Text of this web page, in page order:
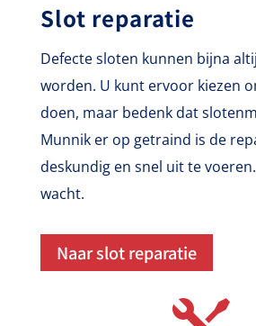
Slot reparatie
Defecte sloten kunnen bijna
worden. U kunt ervoor kiezen
doen, maar bedenk dat
Munnik er op getraind is de
deskundig en snel uit te
wacht.
Naar slot reparatie